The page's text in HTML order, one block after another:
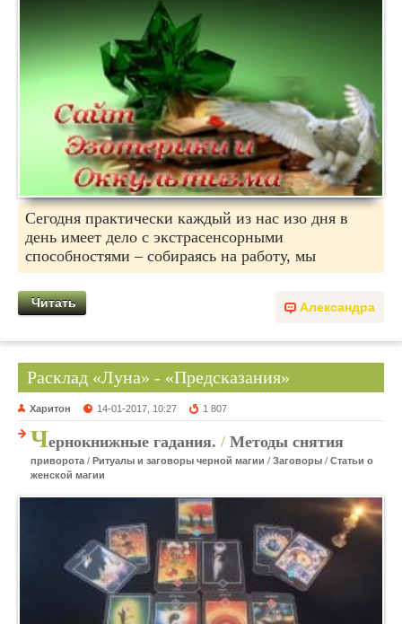
Сегодня практически каждый из нас изо дня в
день имеет дело с экстрасенсорными
способностями – собираясь на работу, мы
Александра
Читать
Расклад «Луна» - «Предсказания»
Харитон 14-01-2017, 10:27 1 807
Чернокнижные гадания. / Методы снятия
приворота / Ритуалы и заговоры черной магии / Заговоры / Статьи о
женской магии